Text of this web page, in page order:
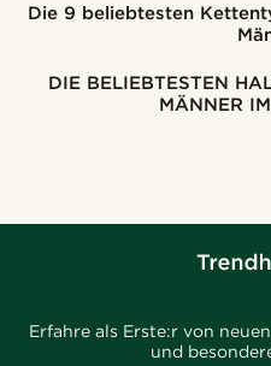
Die 9 beliebtesten
DIE BELIEBTESTEN
MÄNNER
Erfahre als Erste:r von
und